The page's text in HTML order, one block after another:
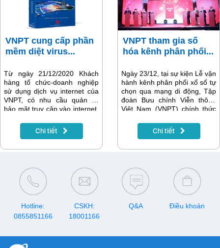
VNPT cung cấp phần
mềm diệt virus...
Từ ngày 21/12/2020 Khách
hàng tổ chức-doanh nghiệp
sử dụng dịch vụ internet của
VNPT, có nhu cầu quản lý,
bảo mật truy cập vào internet,
máy tính cá nhân (hệ điều
hành Window, macOS, …) đã
Bitdefender Gravityzone.
Chi tiết
VNPT tham gia số
hóa kênh phân phối...
Ngày 23/12, tại sự kiện Lễ vận
hành kênh phân phối xổ số tự
chọn qua mạng di động, Tập
đoàn Bưu chính Viễn thông
Việt Nam (VNPT) chính thức
tự chọn Vietlott qua điện thoại.
Theo đó, từ nay các khách
cách thuận tiện ngay trên thiết
bị di động qua ứng dụng
VNPT Pay.
Chi tiết
Hotline:
0855851166
CSKH:
18001166
Q&A Điều khoản